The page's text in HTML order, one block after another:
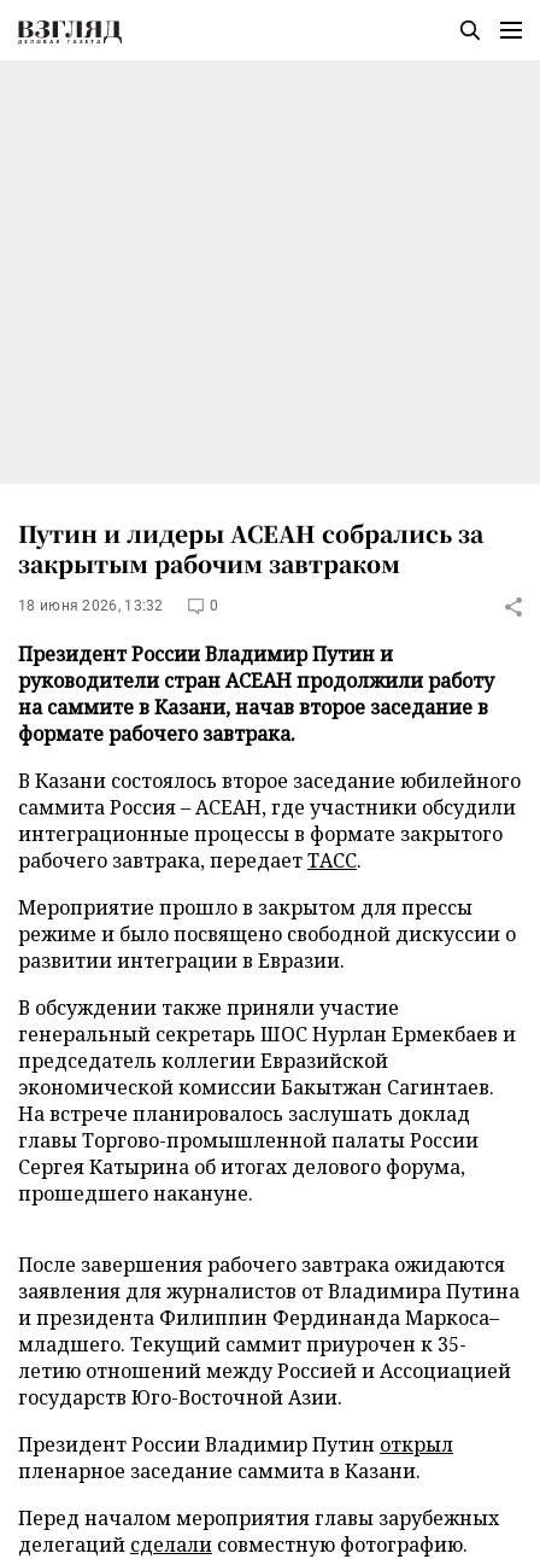
Путин и лидеры АСЕАН собрались за
закрытым рабочим завтраком
18 июня 2026, 13:32 0
Президент России Владимир Путин и
руководители стран АСЕАН продолжили работу
на саммите в Казани, начав второе заседание в
формате рабочего завтрака.
В Казани состоялось второе заседание юбилейного
саммита Россия – АСЕАН, где участники обсудили
интеграционные процессы в формате закрытого
рабочего завтрака, передаетТАСС.
Мероприятие прошло в закрытом для прессы
режиме и было посвящено свободной дискуссии о
развитии интеграции в Евразии.
В обсуждении также приняли участие
генеральный секретарь ШОС Нурлан Ермекбаев и
председатель коллегии Евразийской
экономической комиссии Бакытжан Сагинтаев.
На встрече планировалось заслушать доклад
главы Торгово-промышленной палаты России
Сергея Катырина об итогах делового форума,
прошедшего накануне.
После завершения рабочего завтрака ожидаются
заявления для журналистов от Владимира Путина
и президента Филиппин Фердинанда Маркоса–
младшего. Текущий саммит приурочен к 35-
летию отношений между Россией и Ассоциацией
государств Юго-Восточной Азии.
Президент России Владимир Путин открыл
пленарное заседание саммита в Казани.
Перед началом мероприятия главы зарубежных
делегаций сделали совместную фотографию.